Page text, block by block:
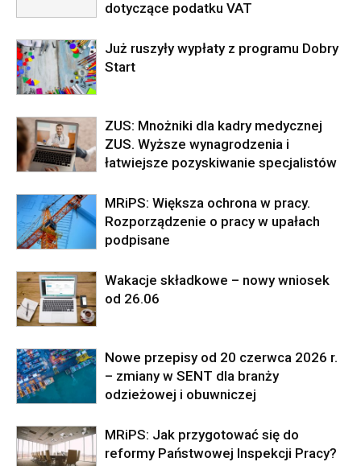
dotyczące podatku VAT
Już ruszyły wypłaty z programu Dobry
Start
ZUS: Mnożniki dla kadry medycznej
ZUS. Wyższe wynagrodzenia i
łatwiejsze pozyskiwanie specjalistów
MRiPS: Większa ochrona w pracy.
Rozporządzenie o pracy w upałach
podpisane
Wakacje składkowe – nowy wniosek
od 26.06
Nowe przepisy od 20 czerwca 2026 r.
– zmiany w SENT dla branży
odzieżowej i obuwniczej
MRiPS: Jak przygotować się do
reformy Państwowej Inspekcji Pracy?